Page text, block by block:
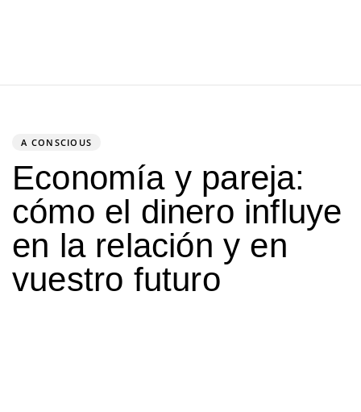
A CONSCIOUS
Economía y pareja:
cómo el dinero influye
en la relación y en
vuestro futuro